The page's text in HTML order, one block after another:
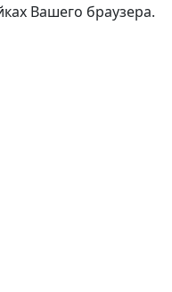
Вашего браузера.